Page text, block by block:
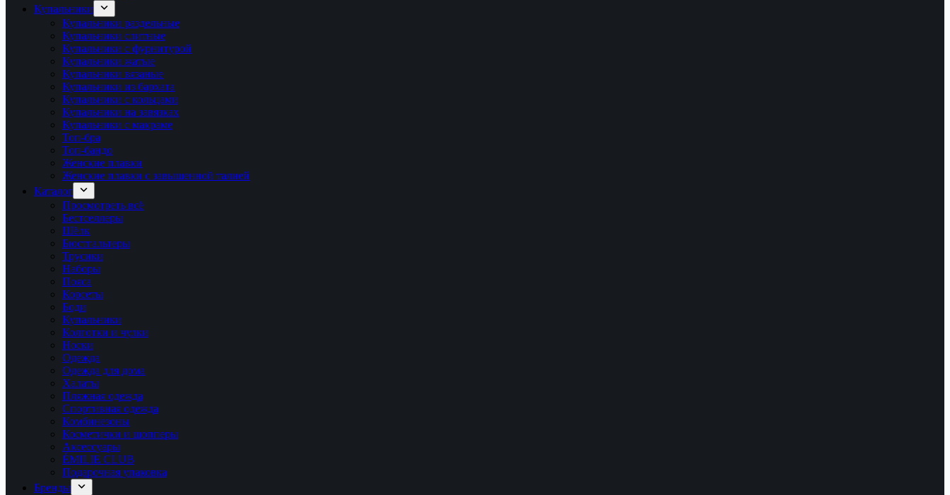
Купальники
Купальники раздельные
Купальники слитные
Купальники с фурнитурой
Купальники жатые
Купальники вязаные
Купальники из бархата
Купальники с кольцами
Купальники на завязках
Купальники с макраме
Топ-бра
Топ-бандо
Женские плавки
Женские плавки с завышенной талией
Каталог
Просмотреть всё
Бестселлеры
Шёлк
Бюстгальтеры
Трусики
Наборы
Пояса
Корсеты
Боди
Купальники
Колготки и чулки
Носки
Одежда
Одежда для дома
Халаты
Пляжная одежда
Спортивная одежда
Комбинезоны
Косметички и шопперы
Аксессуары
ÉMILIE CLUB
Подарочная упаковка
Бренды